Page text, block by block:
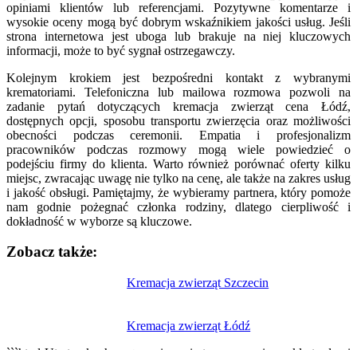
opiniami klientów lub referencjami. Pozytywne komentarze i
wysokie oceny mogą być dobrym wskaźnikiem jakości usług. Jeśli
strona internetowa jest uboga lub brakuje na niej kluczowych
informacji, może to być sygnał ostrzegawczy.
Kolejnym krokiem jest bezpośredni kontakt z wybranymi
krematoriami. Telefoniczna lub mailowa rozmowa pozwoli na
zadanie pytań dotyczących kremacja zwierząt cena Łódź,
dostępnych opcji, sposobu transportu zwierzęcia oraz możliwości
obecności podczas ceremonii. Empatia i profesjonalizm
pracowników podczas rozmowy mogą wiele powiedzieć o
podejściu firmy do klienta. Warto również porównać oferty kilku
miejsc, zwracając uwagę nie tylko na cenę, ale także na zakres usług
i jakość obsługi. Pamiętajmy, że wybieramy partnera, który pomoże
nam godnie pożegnać członka rodziny, dlatego cierpliwość i
dokładność w wyborze są kluczowe.
Zobacz także:
Kremacja zwierząt Szczecin
Kremacja zwierząt Łódź